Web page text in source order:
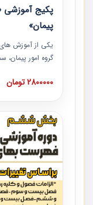
پکیج آموزشی
پیمان»
یکی از آموزش‏‏‏‏‏‏
گروه امور پیمان،
است که در
نکات کلیدی مربوط
پیمان به همراه
2800000 تومان